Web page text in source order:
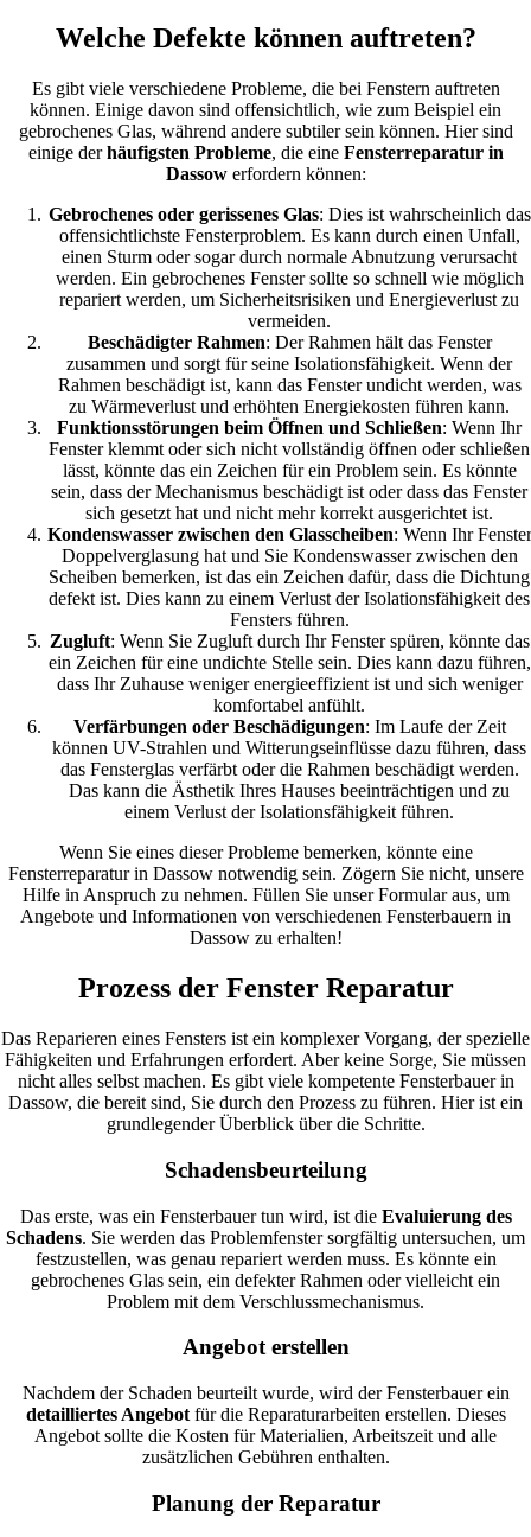
Welche Defekte können auftreten?
Es gibt viele verschiedene Probleme, die bei Fenstern auftreten
können. Einige davon sind offensichtlich, wie zum Beispiel ein
gebrochenes Glas, während andere subtiler sein können. Hier sind
einige derhäufigsten Probleme, die eine Fensterreparatur in
Dassowerfordern können:
Gebrochenes oder gerissenes Glas: Dies ist wahrscheinlich das
offensichtlichste Fensterproblem. Es kann durch einen Unfall,
einen Sturm oder sogar durch normale Abnutzung verursacht
werden. Ein gebrochenes Fenster sollte so schnell wie möglich
repariert werden, um Sicherheitsrisiken und Energieverlust zu
vermeiden.
Beschädigter Rahmen: Der Rahmen hält das Fenster
zusammen und sorgt für seine Isolationsfähigkeit. Wenn der
Rahmen beschädigt ist, kann das Fenster undicht werden, was
zu Wärmeverlust und erhöhten Energiekosten führen kann.
Funktionsstörungen beim Öffnen und Schließen: Wenn Ihr
Fenster klemmt oder sich nicht vollständig öffnen oder schließen
lässt, könnte das ein Zeichen für ein Problem sein. Es könnte
sein, dass der Mechanismus beschädigt ist oder dass das Fenster
sich gesetzt hat und nicht mehr korrekt ausgerichtet ist.
Kondenswasser zwischen den Glasscheiben: Wenn Ihr Fenster
Doppelverglasung hat und Sie Kondenswasser zwischen den
Scheiben bemerken, ist das ein Zeichen dafür, dass die Dichtung
defekt ist. Dies kann zu einem Verlust der Isolationsfähigkeit des
Fensters führen.
Zugluft: Wenn Sie Zugluft durch Ihr Fenster spüren, könnte das
ein Zeichen für eine undichte Stelle sein. Dies kann dazu führen,
dass Ihr Zuhause weniger energieeffizient ist und sich weniger
komfortabel anfühlt.
Verfärbungen oder Beschädigungen: Im Laufe der Zeit
können UV-Strahlen und Witterungseinflüsse dazu führen, dass
das Fensterglas verfärbt oder die Rahmen beschädigt werden.
Das kann die Ästhetik Ihres Hauses beeinträchtigen und zu
einem Verlust der Isolationsfähigkeit führen.
Wenn Sie eines dieser Probleme bemerken, könnte eine
Fensterreparatur in Dassow notwendig sein. Zögern Sie nicht, unsere
Hilfe in Anspruch zu nehmen. Füllen Sie unser Formular aus, um
Angebote und Informationen von verschiedenen Fensterbauern in
Dassow zu erhalten!
Prozess der Fenster Reparatur
Das Reparieren eines Fensters ist ein komplexer Vorgang, der spezielle
Fähigkeiten und Erfahrungen erfordert. Aber keine Sorge, Sie müssen
nicht alles selbst machen. Es gibt viele kompetente Fensterbauer in
Dassow, die bereit sind, Sie durch den Prozess zu führen. Hier ist ein
grundlegender Überblick über die Schritte.
Schadensbeurteilung
Das erste, was ein Fensterbauer tun wird, ist die Evaluierung des
Schadens. Sie werden das Problemfenster sorgfältig untersuchen, um
festzustellen, was genau repariert werden muss. Es könnte ein
gebrochenes Glas sein, ein defekter Rahmen oder vielleicht ein
Problem mit dem Verschlussmechanismus.
Angebot erstellen
Nachdem der Schaden beurteilt wurde, wird der Fensterbauer ein
detailliertes Angebotfür die Reparaturarbeiten erstellen. Dieses
Angebot sollte die Kosten für Materialien, Arbeitszeit und alle
zusätzlichen Gebühren enthalten.
Planung der Reparatur